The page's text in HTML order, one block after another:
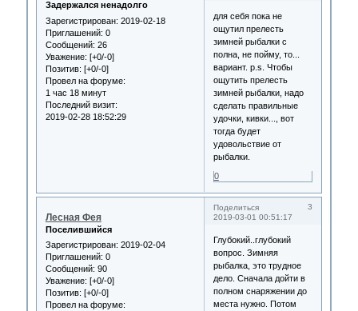
Задержался ненадолго
Зарегистрирован: 2019-02-18
Приглашений: 0
Сообщений: 26
Уважение: [+0/-0]
Позитив: [+0/-0]
Провел на форуме:
1 час 18 минут
Последний визит:
2019-02-28 18:52:29
для себя пока не
ощутил прелесть
зимней рыбалки с
полна, не пойму, то...
вариант. p.s. Чтобы
ощутить прелесть
зимней рыбалки, надо
сделать правильные
удочки, кивки..., вот
тогда будет
удовольствие от
рыбалки.
0
Поделиться
3
2019-03-01 00:51:17
Лесная Фея
Поселившийся
Зарегистрирован: 2019-02-04
Приглашений: 0
Сообщений: 90
Уважение: [+0/-0]
Позитив: [+0/-0]
Провел на форуме:
Глубокий..глубокий
вопрос. Зимняя
рыбалка, это трудное
дело. Сначала дойти в
полном снаряжении до
места нужно. Потом